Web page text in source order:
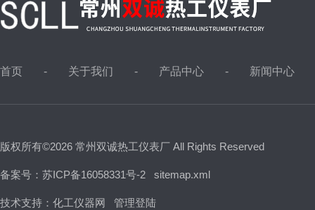
首页 关于我们 产品中心 新闻中心
版权所有©2026 常州双诚热工仪表厂 All Rights Reserved
备案号：苏ICP备16058331号-2 sitemap.xml
技术支持： 化工仪器网 管理登陆